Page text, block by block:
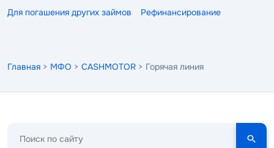
Для погашения других займов Рефинансирование
Главная > МФО > CASHMOTOR > Горячая линия